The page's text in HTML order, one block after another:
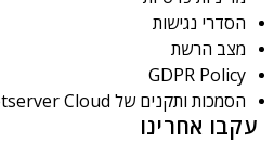
הסדרי נגישות
מצב הרשת
GDPR Policy
הסמכות ותקנים של Jetserver Cloud
עקבו אחרינו